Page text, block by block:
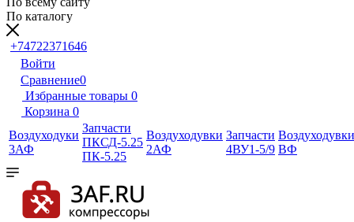
По каталогу
+74722371646
Войти
Сравнение0
Избранные товары 0
Корзина 0
Воздуходуки
3АФ
Запчасти
ПКСД-5.25
ПК-5.25
Воздуходувки
2АФ
Запчасти
4ВУ1-5/9
Воздуходувки
ВФ